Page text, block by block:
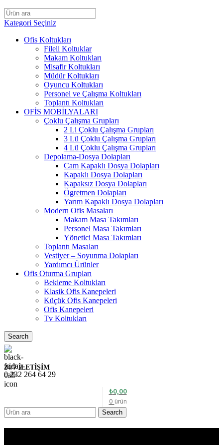
Kategori Seçiniz
Ofis Koltukları
Fileli Koltuklar
Makam Koltukları
Misafir Koltukları
Müdür Koltukları
Oyuncu Koltukları
Personel ve Çalışma Koltukları
Toplantı Koltukları
OFİS MOBİLYALARI
Çoklu Çalışma Grupları
2 Li Çoklu Çalışma Grupları
3 Lü Çoklu Çalışma Grupları
4 Lü Çoklu Çalışma Grupları
Depolama-Dosya Dolapları
Cam Kapaklı Dosya Dolapları
Kapaklı Dosya Dolapları
Kapaksız Dosya Dolapları
Ögretmen Dolapları
Yarım Kapaklı Dosya Dolapları
Modern Ofis Masaları
Makam Masa Takımları
Personel Masa Takımları
Yönetici Masa Takımları
Toplantı Masaları
Vestiyer – Soyunma Dolapları
Yardımcı Ürünler
Ofis Oturma Grupları
Bekleme Koltukları
Klasik Ofis Kanepeleri
Küçük Ofis Kanepeleri
Ofis Kanepeleri
Tv Koltukları
Search
24/7 İLETİŞİM
0 232 264 64 29
0ürün
₺0,00
Search